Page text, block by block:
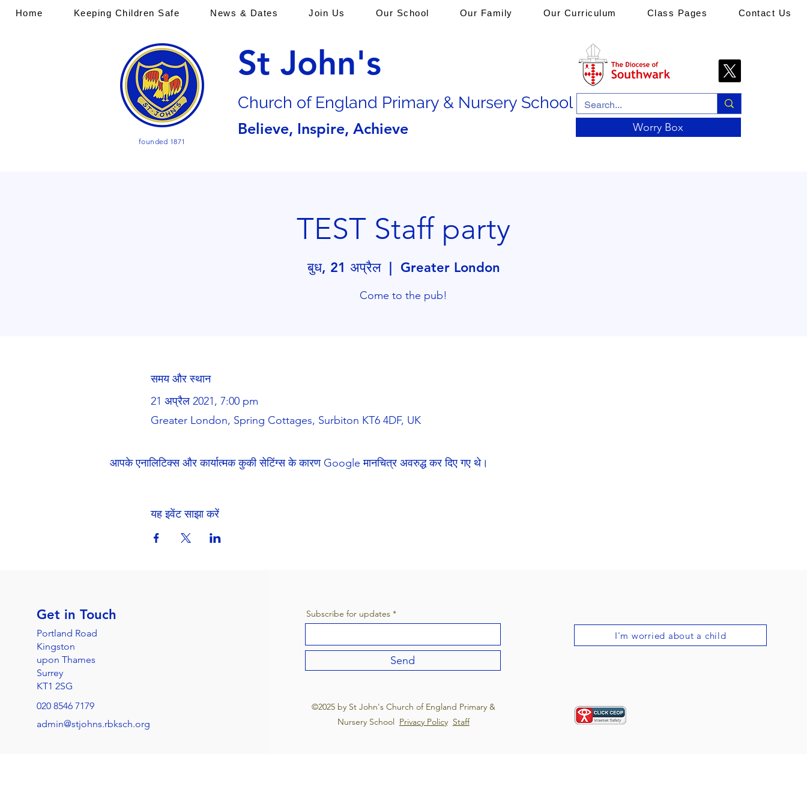
founded 1871
St John's
Church of England Primary & Nursery School
Believe, Inspire, Achieve Worry Box
Home Keeping Children Safe News & Dates Join Us Our School Our Family Our Curriculum Class Pages Contact Us
TEST Staff party
बुध, 21 अप्रैल
  |
Greater London
Come to the pub!
समय और स्थान
21 अप्रैल 2021, 7:00 pm
Greater London, Spring Cottages, Surbiton KT6 4DF, UK
आपके एनालिटिक्स और कार्यात्मक कुकी सेटिंग्स के कारण Google मानचित्र अवरुद्ध कर दिए गए थे।
यह इवेंट साझा करें
Get in Touch
Portland Road
Kingston
upon Thames
Surrey
KT1 2SG
020 8546 7179
admin@stjohns.rbksch.org
Subscribe for updates
Send
©2025 by St John's Church of England Primary &
Nursery School Privacy Policy Staff
I'm worried about a child